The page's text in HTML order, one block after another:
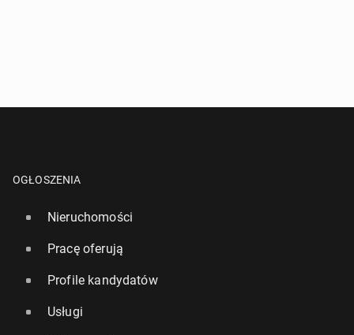
OGŁOSZENIA
Nieruchomości
Pracę oferują
Profile kandydatów
Usługi